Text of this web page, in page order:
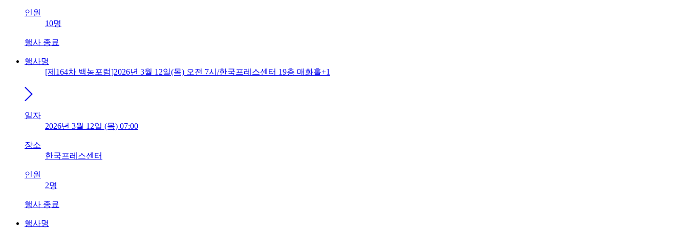
인원
10명
행사 종료
행사명
[제164차 백농포럼]2026년 3월 12일(목) 오전 7시/한국프레스센터 19층 매화홀+1
일자
2026년 3월 12일 (목) 07:00
장소
한국프레스센터
인원
2명
행사 종료
행사명